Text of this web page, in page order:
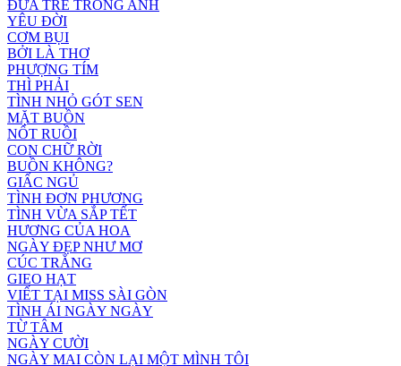
ĐỨA TRẺ TRONG ANH
YÊU ĐỜI
CƠM BỤI
BỞI LÀ THƠ
PHƯỢNG TÍM
THÌ PHẢI
TÌNH NHỎ GÓT SEN
MẶT BUỒN
NỐT RUỒI
CON CHỮ RỜI
BUỒN KHÔNG?
GIẤC NGỦ
TÌNH ĐƠN PHƯƠNG
TÌNH VỪA SẮP TẾT
HƯƠNG CỦA HOA
NGÀY ĐẸP NHƯ MƠ
CÚC TRẮNG
GIEO HẠT
VIẾT TẠI MISS SÀI GÒN
TÌNH ÁI NGÀY NGÀY
TỪ TÂM
NGÀY CƯỜI
NGÀY MAI CÒN LẠI MỘT MÌNH TÔI